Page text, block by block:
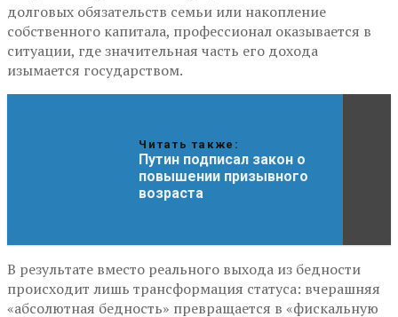
долговых обязательств семьи или накопление
собственного капитала, профессионал оказывается в
ситуации, где значительная часть его дохода
изымается государством.
Читать также:
Путин подписал закон о
повышении призывного
возраста
В результате вместо реального выхода из бедности
происходит лишь трансформация статуса: вчерашняя
«абсолютная бедность» превращается в «фискальную